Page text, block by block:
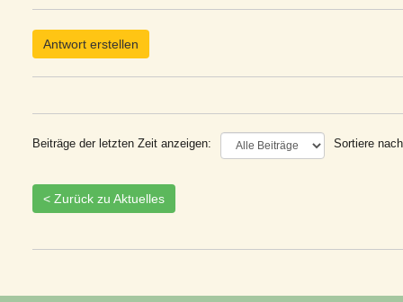
Antwort erstellen
Beiträge der letzten Zeit anzeigen: Sortiere
< Zurück zu Aktuelles